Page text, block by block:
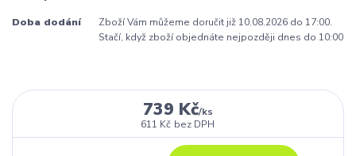
Doba dodání
Zboží Vám můžeme doručit již 10.08.2026 do 17:00.
Stačí, když zboží objednáte nejpozději dnes do 10:00
739 Kč/ks
611 Kč bez DPH